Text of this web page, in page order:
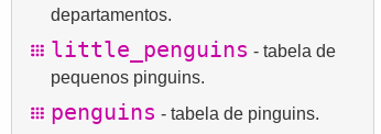
departamentos.
little_penguins - tabela de
pequenos pinguins.
penguins - tabela de pinguins.